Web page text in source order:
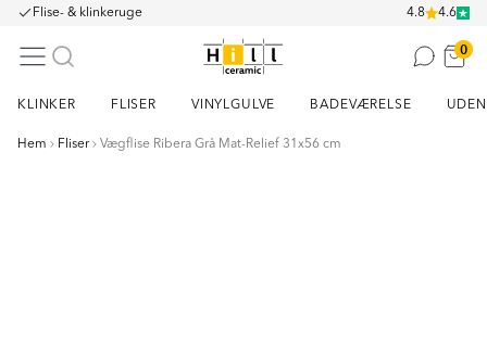
Flise- & klinkeruge 4.8 4.6
0
KLINKER FLISER VINYLGULVE BADEVÆRELSE
Hem Fliser Vægflise Ribera Grå Mat-Relief 31x56 cm